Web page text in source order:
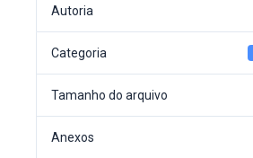
Autoria
Categoria
Tamanho do arquivo
Anexos